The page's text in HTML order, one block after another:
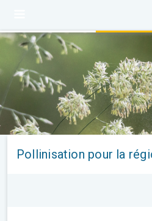
Pollinisation pour la